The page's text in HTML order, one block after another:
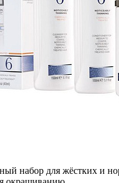
набор для жёстких и